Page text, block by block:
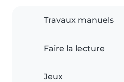
Travaux manuels
Faire la lecture
Jeux